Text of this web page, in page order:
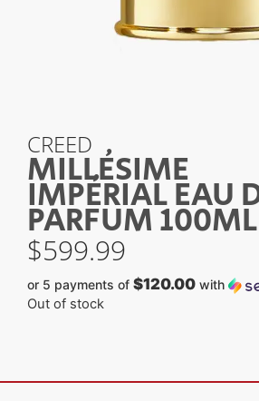
CREED
MILLÉSIME
IMPÉRIAL EAU
PARFUM 100ML
$599.99
or 5 payments of $120.00 with
Out of stock